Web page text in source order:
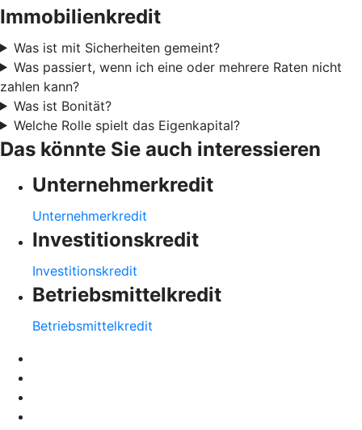
Immobilienkredit
Was ist mit Sicherheiten gemeint?
Was passiert, wenn ich eine oder mehrere Raten nicht
zahlen kann?
Was ist Bonität?
Welche Rolle spielt das Eigenkapital?
Das könnte Sie auch interessieren
Unternehmerkredit
Unternehmerkredit
Investitionskredit
Investitionskredit
Betriebsmittelkredit
Betriebsmittelkredit